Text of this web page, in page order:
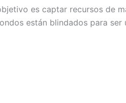
es captar recursos de
están blindados para ser